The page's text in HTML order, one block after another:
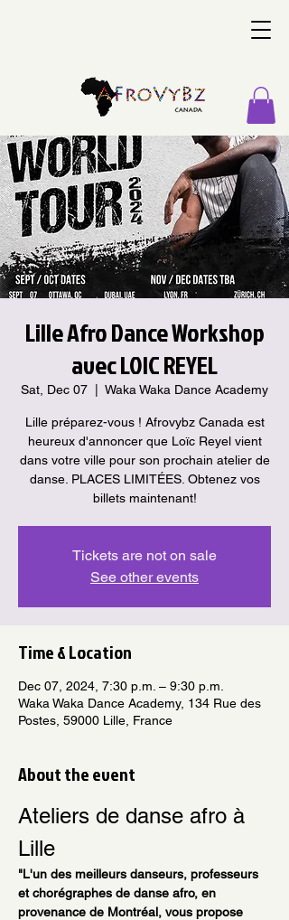
Lille Afro Dance Workshop
avec LOIC REYEL
Sat, Dec 07 Waka Waka Dance Academy
Lille préparez-vous ! Afrovybz Canada est
heureux d'annoncer que Loïc Reyel vient
dans votre ville pour son prochain atelier de
danse. PLACES LIMITÉES. Obtenez vos
billets maintenant!
Tickets are not on sale
See other events
Time & Location
Dec 07, 2024, 7:30 p.m. – 9:30 p.m.
Waka Waka Dance Academy, 134 Rue des
Postes, 59000 Lille, France
About the event
Ateliers de danse afro à
Lille
"L'un des meilleurs danseurs, professeurs
et chorégraphes de danse afro, en
provenance de Montréal, vous propose